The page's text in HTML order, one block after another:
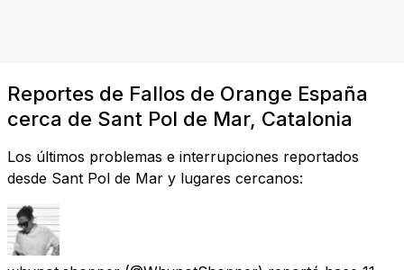
Reportes de Fallos de Orange España
cerca de Sant Pol de Mar, Catalonia
Los últimos problemas e interrupciones reportados
desde Sant Pol de Mar y lugares cercanos: